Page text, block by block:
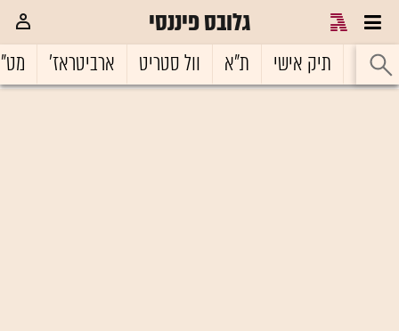
גלובס פיננסי
ראשי תיק אישי ת"א וול סטריט ארביטראז'